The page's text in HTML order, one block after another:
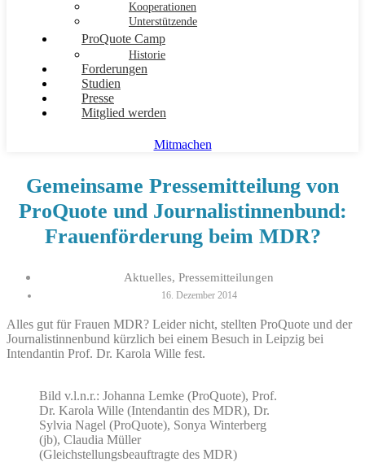
Kooperationen
Unterstützende
ProQuote Camp
Historie
Forderungen
Studien
Presse
Mitglied werden
Mitmachen
Gemeinsame Pressemitteilung von
ProQuote und Journalistinnenbund:
Frauenförderung beim MDR?
Aktuelles, Pressemitteilungen
16. Dezember 2014
Alles gut für Frauen MDR? Leider nicht, stellten ProQuote und der
Journalistinnenbund kürzlich bei einem Besuch in Leipzig bei
Intendantin Prof. Dr. Karola Wille fest.
Bild v.l.n.r.: Johanna Lemke (ProQuote), Prof.
Dr. Karola Wille (Intendantin des MDR), Dr.
Sylvia Nagel (ProQuote), Sonya Winterberg
(jb), Claudia Müller
(Gleichstellungsbeauftragte des MDR)